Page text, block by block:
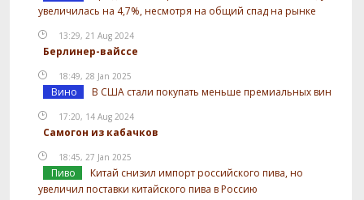
увеличилась на 4,7%, несмотря на общий спад на рынке
13:29, 21 Aug 2024
Берлинер-вайссе
18:49, 28 Jan 2025
Вино В США стали покупать меньше премиальных вин
17:20, 14 Aug 2024
Самогон из кабачков
18:45, 27 Jan 2025
Пиво
Китай снизил импорт российского пива, но
увеличил поставки китайского пива в Россию